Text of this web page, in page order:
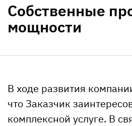
Собственные
мощности
В ходе развития
что Заказчик
комплексной услуге. В